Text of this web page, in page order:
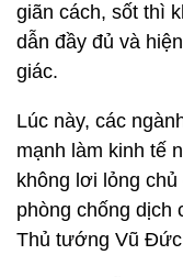
giãn cách, sốt thì
dẫn đầy đủ và
giác.
Lúc này, các
mạnh làm kinh tế
không lơi lỏng
phòng chống dịch
Thủ tướng Vũ